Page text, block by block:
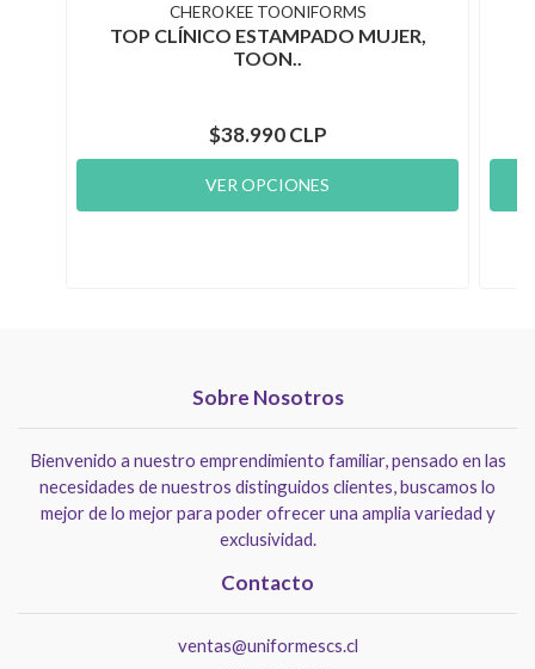
CHEROKEE TOONIFORMS
TOP CLÍNICO ESTAMPADO MUJER,
TOON..
$38.990 CLP
VER OPCIONES
Sobre Nosotros
Bienvenido a nuestro emprendimiento familiar, pensado en las
necesidades de nuestros distinguidos clientes, buscamos lo
mejor de lo mejor para poder ofrecer una amplia variedad y
exclusividad.
Contacto
ventas@uniformescs.cl